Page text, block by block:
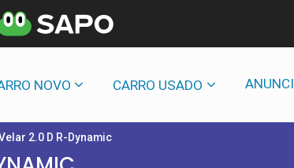
NOVO CARRO USADO
2.0 D R-Dynamic